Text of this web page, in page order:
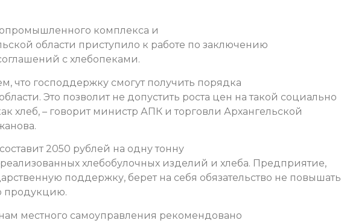
комплекса и
области приступило к работе по заключению
с хлебопеками.
что господдержку смогут получить порядка
Это позволит не допустить роста цен на такой социально
хлеб, – говорит министр АПК и торговли Архангельской
2050 рублей на одну тонну
хлебобулочных изделий и хлеба. Предприятие,
поддержку, берет на себя обязательство не повышать
продукцию.
местного самоуправления рекомендовано